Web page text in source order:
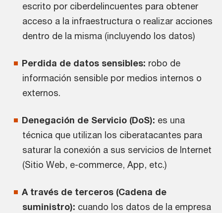
escrito por ciberdelincuentes para obtener
acceso a la infraestructura o realizar acciones
dentro de la misma (incluyendo los datos)
Perdida de datos sensibles: robo de
información sensible por medios internos o
externos.
Denegación de Servicio (DoS): es una
técnica que utilizan los ciberatacantes para
saturar la conexión a sus servicios de Internet
(Sitio Web, e-commerce, App, etc.)
A través de terceros (Cadena de
suministro): cuando los datos de la empresa